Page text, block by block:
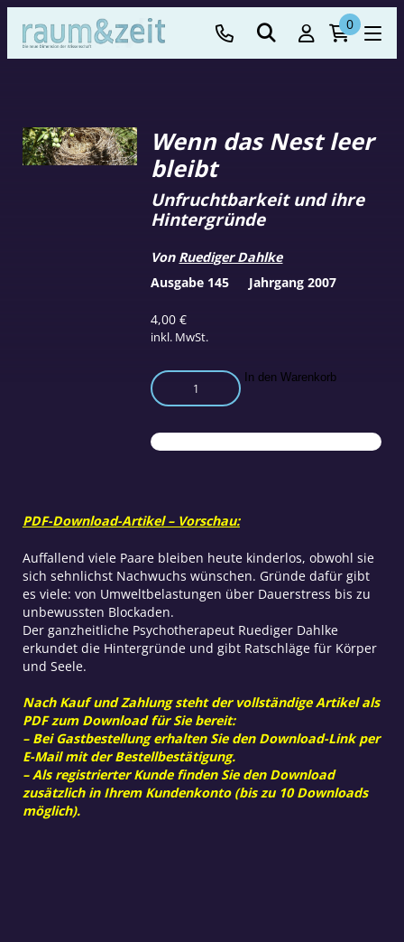
0
Wenn das Nest leer
bleibt
4,00€
inkl. MwSt.
Unfruchtbarkeit und ihre
Hintergründe
Von Ruediger Dahlke
Wenn
das
leer
bleibt
In den Warenkorb
Ausgabe 145 Jahrgang 2007
PDF-Download-Artikel – Vorschau:
Auffallend viele Paare bleiben heute kinderlos, obwohl sie
sich sehnlichst Nachwuchs wünschen. Gründe dafür gibt
es viele: von Umweltbelastungen über Dauerstress bis zu
unbewussten Blockaden.
Der ganzheitliche Psychotherapeut Ruediger Dahlke
erkundet die Hintergründe und gibt Ratschläge für Körper
und Seele.
Nach Kauf und Zahlung steht der vollständige Artikel als
PDF zum Download für Sie bereit:
– Bei Gastbestellung erhalten Sie den Download-Link per
E-Mail mit der Bestellbestätigung.
– Als registrierter Kunde finden Sie den Download
zusätzlich in Ihrem Kundenkonto (bis zu 10 Downloads
möglich).